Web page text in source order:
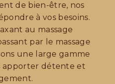
de bien-être, nos
à vos besoins.
au massage
par le massage
une large gamme
apporter détente et